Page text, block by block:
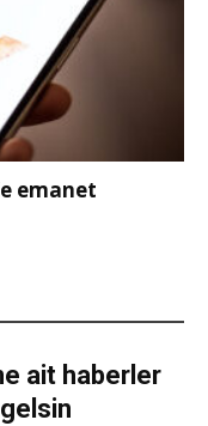
emanet
ait haberler